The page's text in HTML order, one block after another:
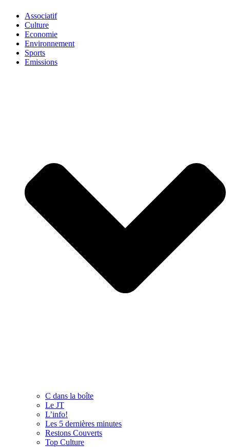
Associatif
Culture
Economie
Environnement
Sports
Emissions
C dans la boîte
Le JT
L’info!
Les 5 dernières minutes
Restons Couverts
Top Culture